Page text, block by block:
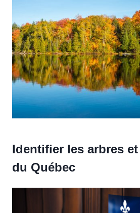
Identifier les arbres
du Québec